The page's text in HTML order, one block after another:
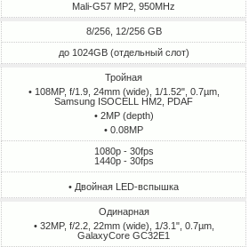
Mali-G57 MP2, 950MHz
8/256, 12/256 GB
до 1024GB (отдельный слот)
Тройная
• 108MP, f/1.9, 24mm (wide), 1/1.52", 0.7µm,
Samsung ISOCELL HM2, PDAF
• 2MP (depth)
• 0.08MP
1080p - 30fps
1440p - 30fps
• Двойная LED-вспышка
Одинарная
• 32MP, f/2.2, 22mm (wide), 1/3.1", 0.7µm,
GalaxyCore GC32E1